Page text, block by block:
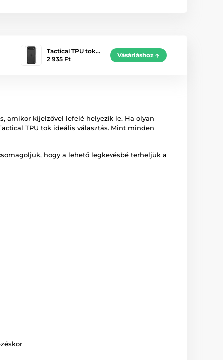
Tactical TPU tok…
2 935 Ft
Vásárláshoz
amikor kijelzővel lefelé helyezik le. Ha olyan
TPU tok ideális választás. Mint minden
hogy a lehető legkevésbé terheljük a